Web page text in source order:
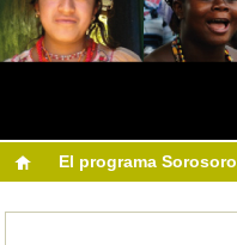
El programa Sorosoro